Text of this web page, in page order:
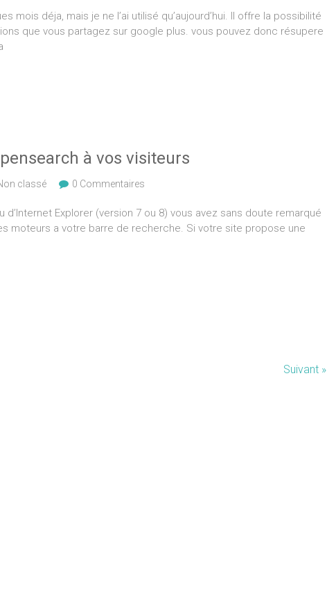
mois déja, mais je ne l’ai utilisé qu’aujourd’hui. Il offre la possibilité
que vous partagez sur google plus. vous pouvez donc résupere
à vos visiteurs
classé 0 Commentaires
Explorer (version 7 ou 8) vous avez sans doute remarqué
moteurs a votre barre de recherche. Si votre site propose une
Suivant »